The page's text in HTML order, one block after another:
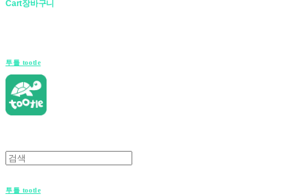
Cart장바구니
투틀 tootle
투틀 tootle